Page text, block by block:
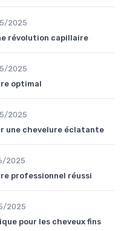
2025
révolution capillaire
2025
optimal
2025
une chevelure éclatante
2025
professionnel réussi
2025
pour les cheveux fins